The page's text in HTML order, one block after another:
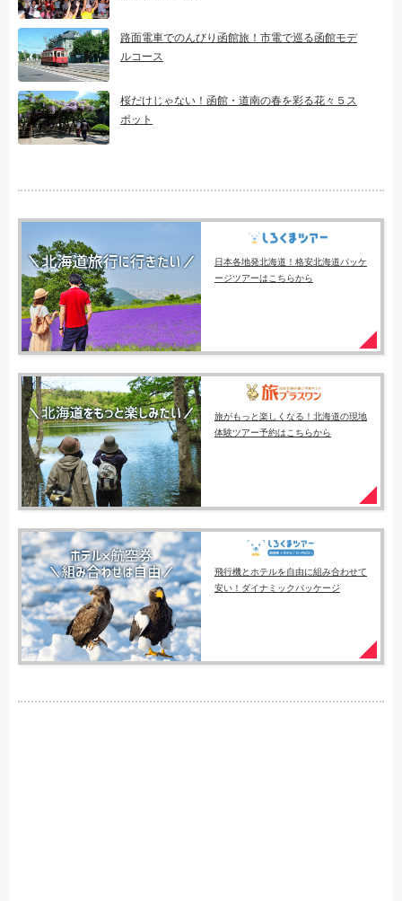
路面電車でのんびり函館旅！市電で巡る函館モデ
ルコース
桜だけじゃない！函館・道南の春を彩る花々５ス
ポット
日本各地発北海道！格安北海道パッケ
ージツアーはこちらから
旅がもっと楽しくなる！北海道の現地
体験ツアー予約はこちらから
飛行機とホテルを自由に組み合わせて
安い！ダイナミックパッケージ